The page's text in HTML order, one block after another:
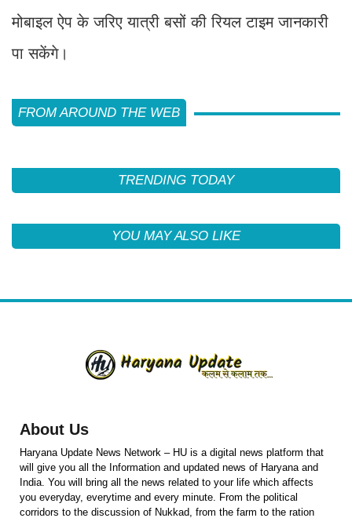
मोबाइल ऐप के जरिए यात्री बसों की रियल टाइम जानकारी
पा सकेंगे।
FROM AROUND THE WEB
TRENDING TODAY
YOU MAY ALSO LIKE
About Us
Haryana Update News Network – HU is a digital news platform that
will give you all the Information and updated news of Haryana and
India. You will bring all the news related to your life which affects
you everyday, everytime and every minute. From the political
corridors to the discussion of Nukkad, from the farm to the ration